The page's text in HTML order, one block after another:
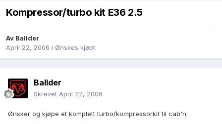
Kompressor/turbo kit E36 2.5
Av Ballder
April 22, 2006 i Ønskes kjøpt
Ballder
Skrevet April 22, 2006
Ønsker og kjøpe et komplett turbo/kompressorkit til cab'n.